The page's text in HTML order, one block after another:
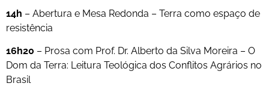
14h – Abertura e Mesa Redonda – Terra como espaço de
resistência
16h20 – Prosa com Prof. Dr. Alberto da Silva Moreira – O
Dom da Terra: Leitura Teológica dos Conflitos Agrários no
Brasil